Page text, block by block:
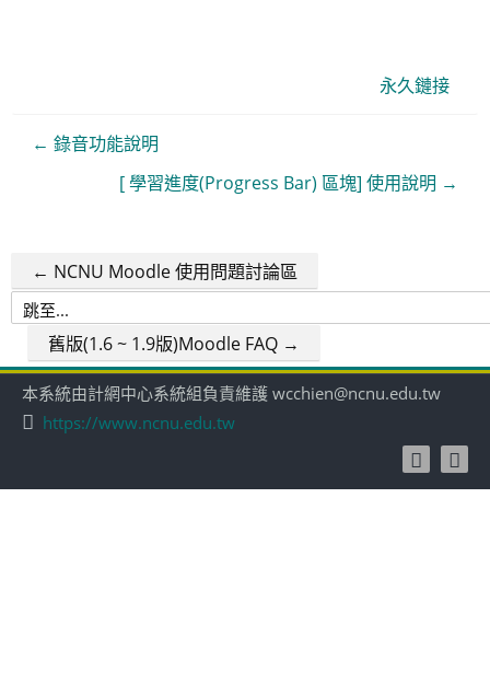
永久鏈接
← 錄音功能說明
[ 學習進度(Progress Bar) 區塊] 使用說明 →
← NCNU Moodle 使用問題討論區
跳
舊版(1.6 ~ 1.9版)Moodle FAQ →
本系統由計網中心系統組負責維護 wcchien@ncnu.edu.tw
https://www.ncnu.edu.tw